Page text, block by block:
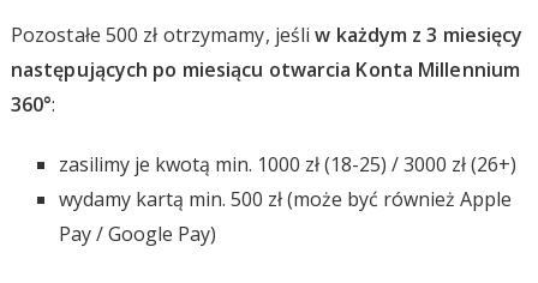
Pozostałe 500 zł otrzymamy, jeśliw każdym z 3 miesięcy
następujących po miesiącu otwarcia Konta Millennium
360°:
zasilimy je kwotą min. 1000 zł (18-25) / 3000 zł (26+)
wydamy kartą min. 500 zł (może być również Apple
Pay / Google Pay)